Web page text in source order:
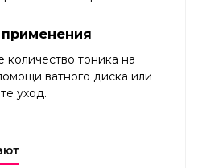
тоника на
ватного диска или
уход.